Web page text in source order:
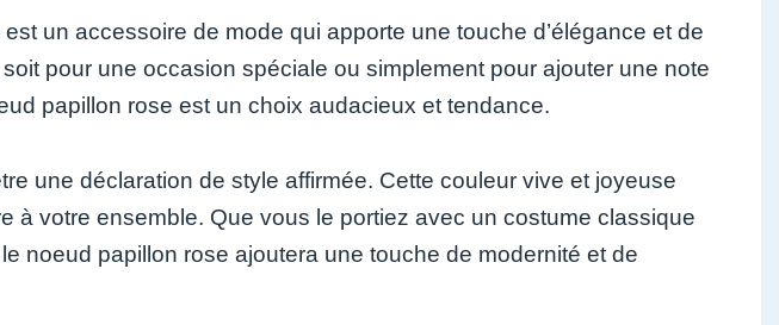
un accessoire de mode qui apporte une touche d’élégance et de
pour une occasion spéciale ou simplement pour ajouter une note
papillon rose est un choix audacieux et tendance.
une déclaration de style affirmée. Cette couleur vive et joyeuse
à votre ensemble. Que vous le portiez avec un costume classique
noeud papillon rose ajoutera une touche de modernité et de